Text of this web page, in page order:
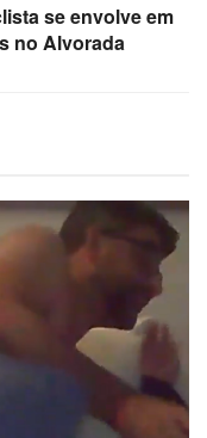
se envolve em
no Alvorada